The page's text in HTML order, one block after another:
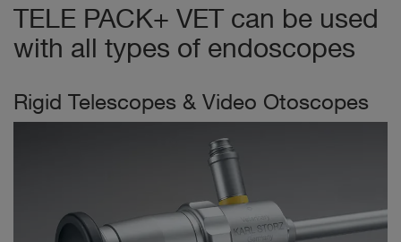
TELE PACK+ VET can be used
with all types of endoscopes
Rigid Telescopes & Video Otoscopes